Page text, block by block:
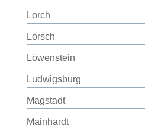
Lorch
Lorsch
Löwenstein
Ludwigsburg
Magstadt
Mainhardt